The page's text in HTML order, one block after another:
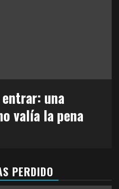
una
valía la pena
PERDIDO